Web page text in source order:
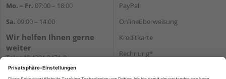
Mo. – Fr. 07:00 – 18:00
Sa. 09:00 – 14:00
Wir helfen Ihnen gerne
weiter
Tel.:+49 4321 9471-0
E-Mail:shop@holzland-greve.de
PayPal
Onlineüberweisung
Kreditkarte
Rechnung*